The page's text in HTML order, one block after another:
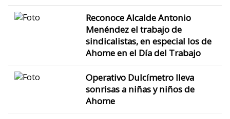
Reconoce Alcalde Antonio
Menéndez el trabajo de
sindicalistas, en especial los de
Ahome en el Día del Trabajo
Operativo Dulcímetro lleva
sonrisas a niñas y niños de
Ahome